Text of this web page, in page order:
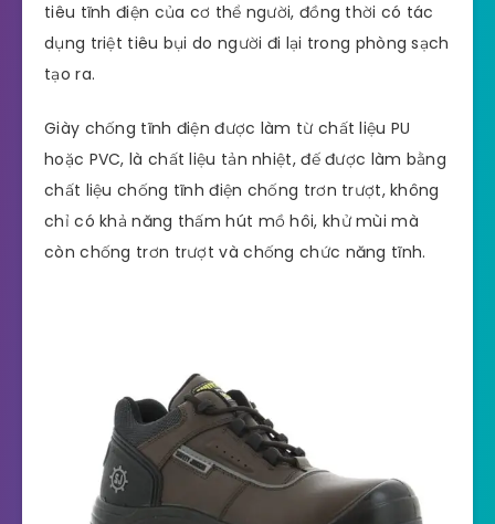
tiêu tĩnh điện của cơ thể người, đồng thời có tác
dụng triệt tiêu bụi do người đi lại trong phòng sạch
tạo ra.
Giày chống tĩnh điện được làm từ chất liệu PU
hoặc PVC, là chất liệu tản nhiệt, đế được làm bằng
chất liệu chống tĩnh điện chống trơn trượt, không
chỉ có khả năng thấm hút mồ hôi, khử mùi mà
còn chống trơn trượt và chống chức năng tĩnh.